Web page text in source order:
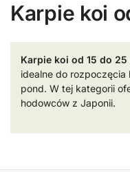
Karpie koi
Karpie koi od 15 do 25
idealne do
pond. W tej kategorii
hodowców z Japonii.